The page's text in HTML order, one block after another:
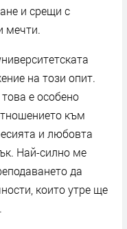
и срещи с
мечти.
на този опит.
е особено
към
и любовта
Най-силно ме
да
които утре ще